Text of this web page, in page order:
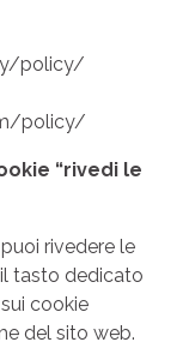
policy/
policy/
“rivedi le
rivedere le
tasto dedicato
cookie
del sito web.